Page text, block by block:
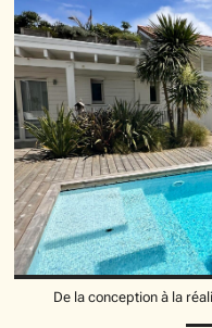
De la conception à la